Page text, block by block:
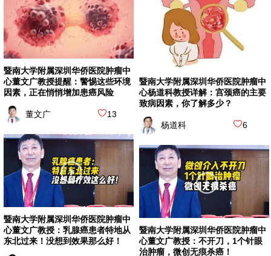
暨南大学附属深圳华侨医院肿瘤中
心董文广教授提醒：警惕这些环境
因素，正在悄悄增加患癌风险
董文广 13
暨南大学附属深圳华侨医院肿瘤中
心董文广教授：乳腺癌患者特地从
东北过来！没想到效果那么好！
暨南大学附属深圳华侨医院肿瘤中
心杨道科教授详解：宫颈癌的主要
致病因素，你了解多少？
杨道科 6
暨南大学附属深圳华侨医院肿瘤中
心董文广教授：不开刀，1个针眼
治肿瘤，微创无痕杀癌！